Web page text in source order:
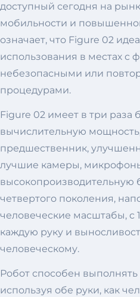
доступный сегодня на
мобильности и
означает, что Figure 02
использования в местах с
небезопасными или
процедурами.
Figure 02 имеет в три раза
вычислительную
предшественник,
лучшие камеры,
высокопроизводительную
четвертого поколения,
человеческие масштабы, с
каждую руку и
человеческому.
Робот способен
используя обе руки, как